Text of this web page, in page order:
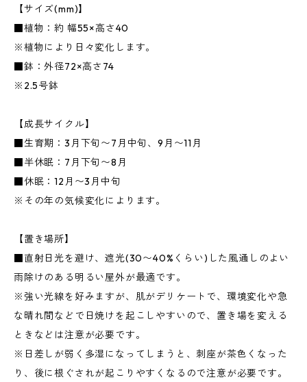
【サイズ(mm)】
■植物：約 幅55×高さ40
※植物により日々変化します。
■鉢：外径72×高さ74
※2.5号鉢
【成長サイクル】
■生育期：3月下旬〜7月中旬、9月〜11月
■半休眠：7月下旬〜8月
■休眠：12月〜3月中旬
※その年の気候変化によります。
【置き場所】
■直射日光を避け、遮光(30〜40%くらい)した風通しのよい
雨除けのある明るい屋外が最適です。
※強い光線を好みますが、肌がデリケートで、環境変化や急
な晴れ間などで日焼けを起こしやすいので、置き場を変える
ときなどは注意が必要です。
※日差しが弱く多湿になってしまうと、刺座が茶色くなった
り、後に根ぐされが起こりやすくなるので注意が必要です。